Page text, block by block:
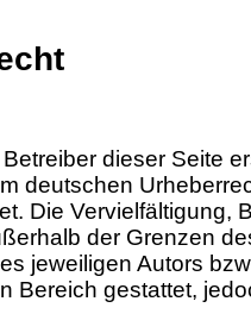
dieser Seite
deutschen
Die Vervielfältigung,
der Grenzen
jeweiligen Autors
Bereich gestattet,